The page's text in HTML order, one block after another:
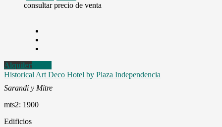
consultar precio de venta
Alquiler
Historical Art Deco Hotel by Plaza Independencia
Sarandi y Mitre
mts2: 1900
Edificios